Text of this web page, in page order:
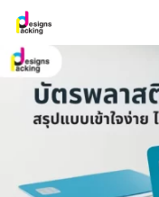
Skip
content
Search
for: